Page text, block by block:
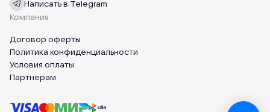
Написать в Telegram
Компания
Договор оферты
Политика конфиденциальности
Условия оплаты
Партнерам